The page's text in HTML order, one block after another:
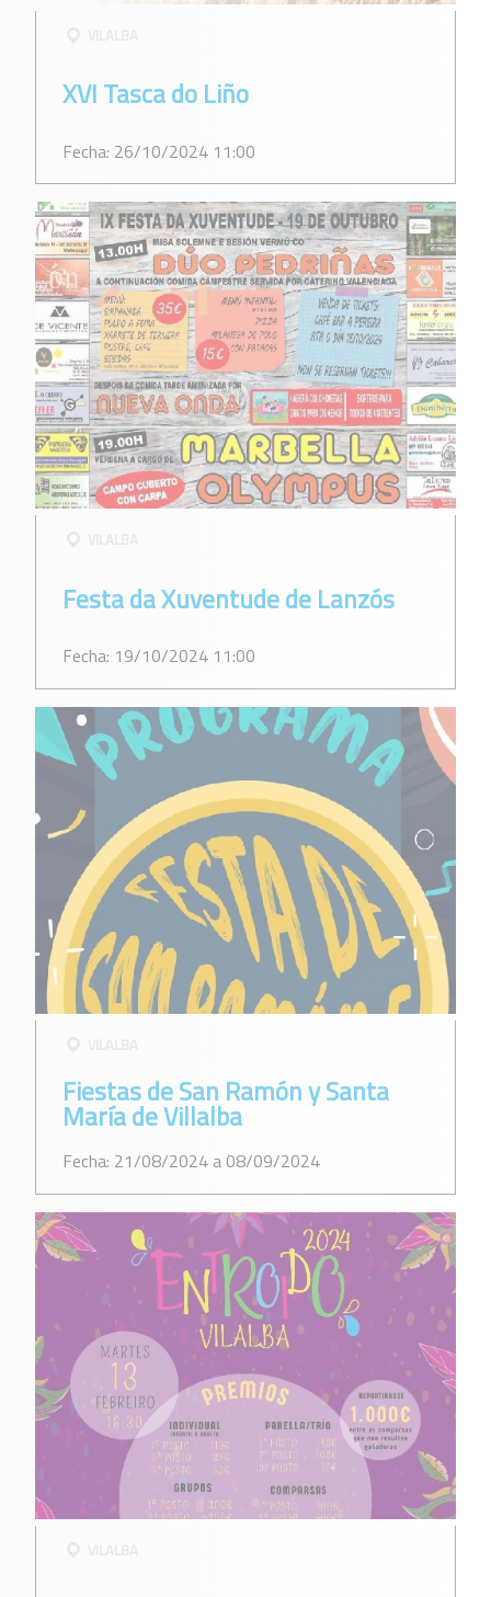
XVI Tasca do Liño
Fecha: 26/10/2024 11:00
Festa da Xuventude de Lanzós
Fecha: 19/10/2024 11:00
Fiestas de San Ramón y Santa
María de Villalba
Fecha: 21/08/2024 a 08/09/2024